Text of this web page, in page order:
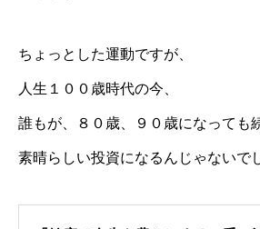
ちょっとした運動ですが、
人生１００歳時代の今、
誰もが、８０歳、９０歳になっても
素晴らしい投資になるんじゃないで